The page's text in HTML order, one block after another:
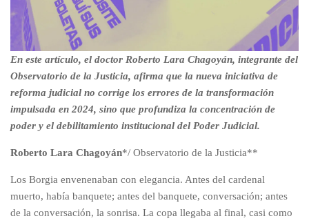
En este artículo, el doctor Roberto Lara Chagoyán, integrante del
Observatorio de la Justicia, afirma que la nueva iniciativa de
reforma judicial no corrige los errores de la transformación
impulsada en 2024, sino que profundiza la concentración de
poder y el debilitamiento institucional del Poder Judicial.
Roberto Lara Chagoyán*/ Observatorio de la Justicia**
Los Borgia envenenaban con elegancia. Antes del cardenal
muerto, había banquete; antes del banquete, conversación; antes
de la conversación, la sonrisa. La copa llegaba al final, casi como